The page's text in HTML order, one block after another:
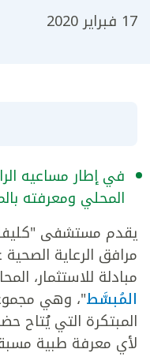
17 فبراير 2020
في إطار مساعيه
المحلي ومعرفته
يقدم مستشفى
مرافق الرعاية
مبادلة للاستثمار،
المُبسَّط"، وهي
المبتكرة التي يُتاح
لأي معرفة طبية